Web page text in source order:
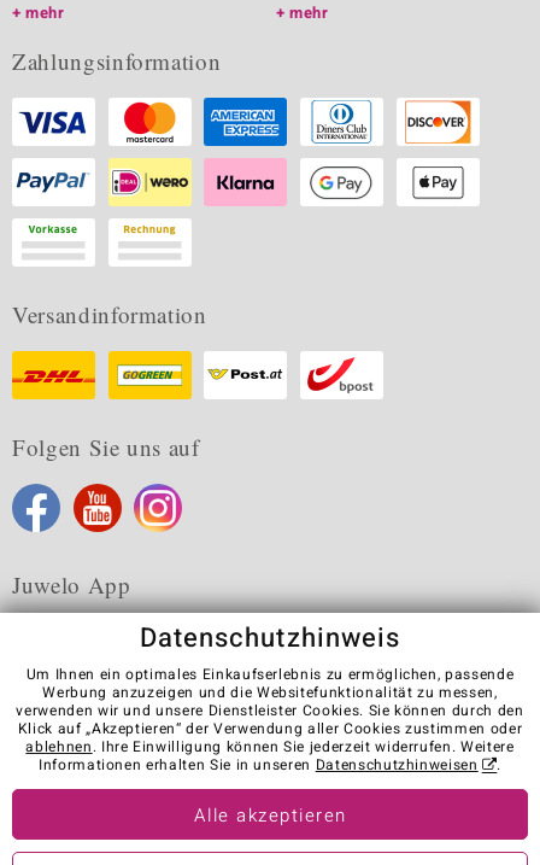
mehr
mehr
Zahlungsinformation
Versandinformation
Folgen Sie uns auf
Juwelo App
Karriere AGB Datenschutz Cookies
Impressum
Kontakt
Vertrag widerrufen
Visit our stores in other countries:
Datenschutzhinweis
Um Ihnen ein optimales Einkaufserlebnis zu ermöglichen, passende
Werbung anzuzeigen und die Websitefunktionalität zu messen,
verwenden wir und unsere Dienstleister Cookies. Sie können durch den
Klick auf „Akzeptieren“ der Verwendung aller Cookies zustimmen oder
ablehnen. Ihre Einwilligung können Sie jederzeit widerrufen. Weitere
Informationen erhalten Sie in unseren Datenschutzhinweisen .
Alle akzeptieren